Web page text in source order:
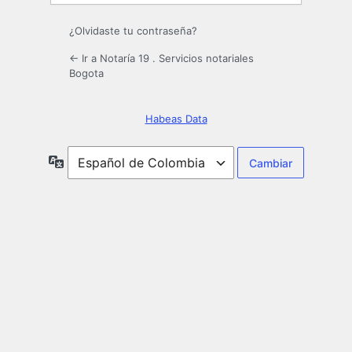
¿Olvidaste tu contraseña?
← Ir a Notaría 19 . Servicios notariales
Bogota
Habeas Data
Idioma